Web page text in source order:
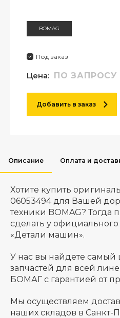
BOMAG
Под заказ
Цена: ПО ЗАПРОСУ
Добавить в заказ
Описание Оплата и
Хотите купить
06053494 для Вашей
техники BOMAG? Тогда
сделать у
«Детали машин».
У нас вы найдете
запчастей для всей
БОМАГ с гарантией от
Мы осуществляем
наших складов в Санкт-